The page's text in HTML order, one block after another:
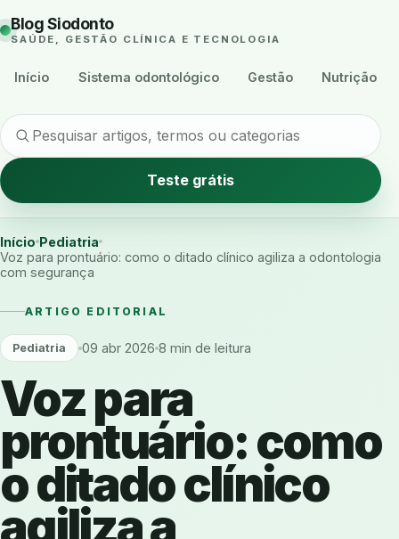
Blog Siodonto
SAÚDE, GESTÃO CLÍNICA E TECNOLOGIA
Início Sistema odontológico Gestão Nutrição
Teste grátis
Início Pediatria
Voz para prontuário: como o ditado clínico agiliza a odontologia
com segurança
ARTIGO EDITORIAL
Pediatria 09 abr 2026 8 min de leitura
Voz para
prontuário: como
o ditado clínico
agiliza a